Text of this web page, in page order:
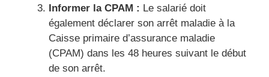
Informer la CPAM : Le salarié doit
également déclarer son arrêt maladie à la
Caisse primaire d’assurance maladie
(CPAM) dans les 48 heures suivant le début
de son arrêt.